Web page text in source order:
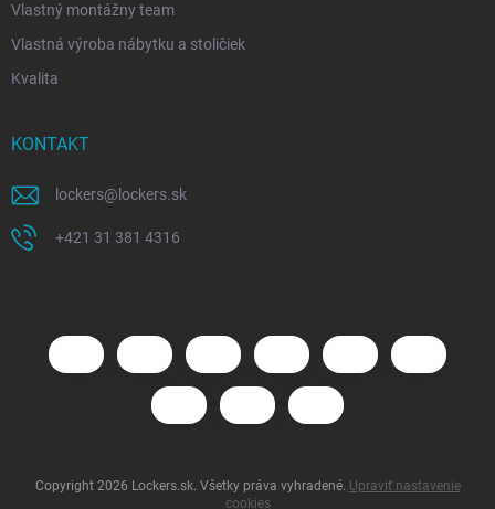
Vlastný montážny team
Vlastná výroba nábytku a stoličiek
Kvalita
KONTAKT
lockers@ lockers.sk
+421 31 381 4316
Copyright 2026 Lockers.sk. Všetky práva vyhradené. Upraviť nastavenie
cookies